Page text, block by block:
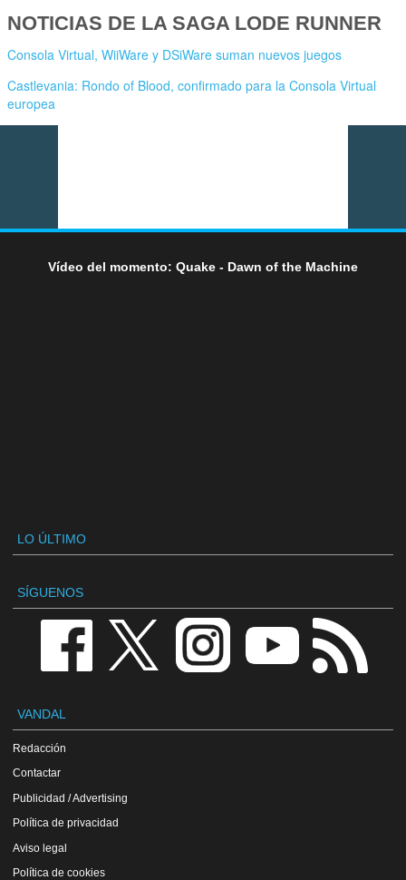
NOTICIAS DE LA SAGA LODE RUNNER
Consola Virtual, WiiWare y DSiWare suman nuevos juegos
Castlevania: Rondo of Blood, confirmado para la Consola Virtual
europea
Vídeo del momento: Quake - Dawn of the Machine
LO ÚLTIMO
SÍGUENOS
VANDAL
Redacción
Contactar
Publicidad / Advertising
Política de privacidad
Aviso legal
Política de cookies